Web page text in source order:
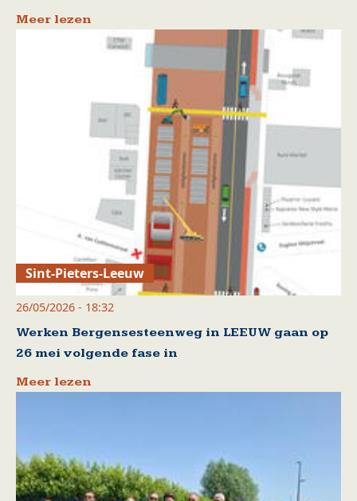
Meer lezen
Sint-Pieters-Leeuw
26/05/2026 - 18:32
Werken Bergensesteenweg in LEEUW gaan op
26 mei volgende fase in
Meer lezen